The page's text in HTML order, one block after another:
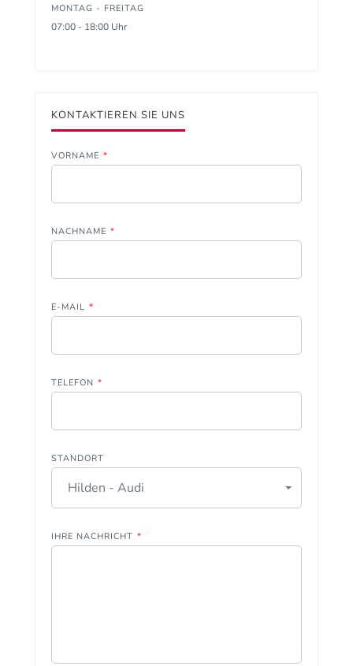
MONTAG - FREITAG
07:00 - 18:00 Uhr
KONTAKTIEREN SIE UNS
VORNAME *
NACHNAME *
E-MAIL *
TELEFON *
STANDORT
Hilden - Audi
IHRE NACHRICHT *